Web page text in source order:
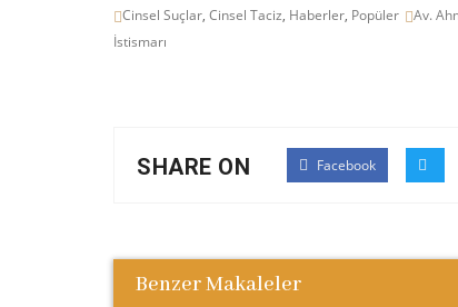
Cinsel Suçlar, Cinsel Taciz, Haberler, Popüler Av.
İstismarı
SHARE ON Facebook
Benzer Makaleler